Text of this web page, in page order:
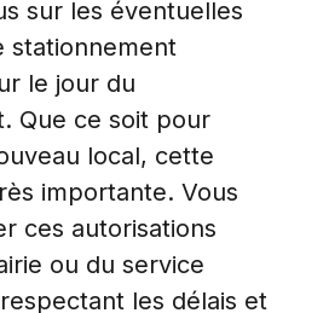
sur les éventuelles
stationnement
le jour du
Que ce soit pour
local, cette
importante. Vous
ces autorisations
ou du service
les délais et